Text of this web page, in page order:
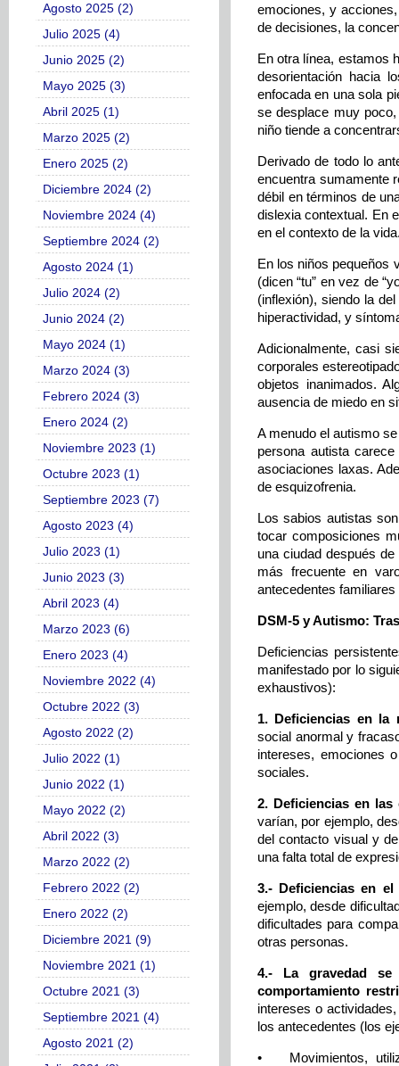
Agosto 2025 (2)
Julio 2025 (4)
Junio 2025 (2)
Mayo 2025 (3)
Abril 2025 (1)
Marzo 2025 (2)
Enero 2025 (2)
Diciembre 2024 (2)
Noviembre 2024 (4)
Septiembre 2024 (2)
Agosto 2024 (1)
Julio 2024 (2)
Junio 2024 (2)
Mayo 2024 (1)
Marzo 2024 (3)
Febrero 2024 (3)
Enero 2024 (2)
Noviembre 2023 (1)
Octubre 2023 (1)
Septiembre 2023 (7)
Agosto 2023 (4)
Julio 2023 (1)
Junio 2023 (3)
Abril 2023 (4)
Marzo 2023 (6)
Enero 2023 (4)
Noviembre 2022 (4)
Octubre 2022 (3)
Agosto 2022 (2)
Julio 2022 (1)
Junio 2022 (1)
Mayo 2022 (2)
Abril 2022 (3)
Marzo 2022 (2)
Febrero 2022 (2)
Enero 2022 (2)
Diciembre 2021 (9)
Noviembre 2021 (1)
Octubre 2021 (3)
Septiembre 2021 (4)
Agosto 2021 (2)
emociones, y
de decisiones, la
En otra línea, estamos
desorientación hacia
enfocada en una sola
se desplace muy
niño tiende a
Derivado de todo lo
encuentra sumamente
débil en términos de
dislexia contextual. En
en el contexto de la
En los niños pequeños
(dicen “tu” en vez de
(inflexión), siendo la
hiperactividad, y
Adicionalmente, casi
corporales
objetos inanimados.
ausencia de miedo en
A menudo el autismo
persona autista
asociaciones laxas.
de esquizofrenia.
Los sabios autistas
tocar composiciones
una ciudad después
más frecuente en
antecedentes
DSM-5 y Autismo:
Deficiencias
manifestado por lo
exhaustivos):
1. Deficiencias en la
social anormal y
intereses, emociones
sociales.
2. Deficiencias en
varían, por ejemplo,
del contacto visual y
una falta total de
3.- Deficiencias en
ejemplo, desde
dificultades para
otras personas.
4.- La gravedad
comportamiento
intereses o
los antecedentes (los
• Movimientos,